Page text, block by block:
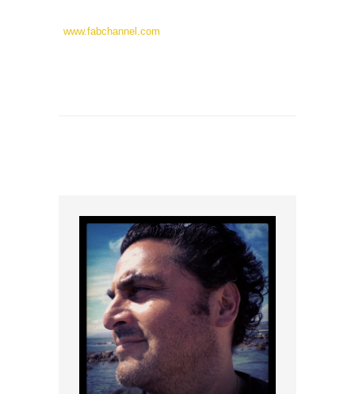
www.fabchannel.com